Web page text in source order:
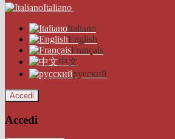
Italiano
Italiano
English
Français
中文
русский
Accedi
Accedi